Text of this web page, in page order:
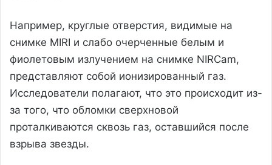
Например, круглые отверстия, видимые на
снимке MIRI и слабо очерченные белым и
фиолетовым излучением на снимке NIRCam,
представляют собой ионизированный газ.
Исследователи полагают, что это происходит из-
за того, что обломки сверхновой
проталкиваются сквозь газ, оставшийся после
взрыва звезды.